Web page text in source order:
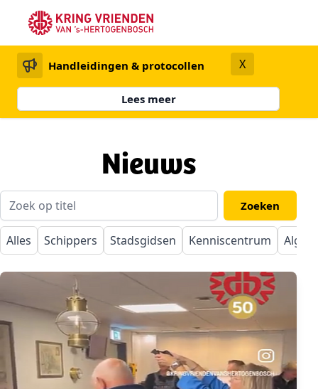
Handleidingen & protocollen X
Lees meer
Nieuws
Alles Schippers Stadsgidsen Kenniscentrum